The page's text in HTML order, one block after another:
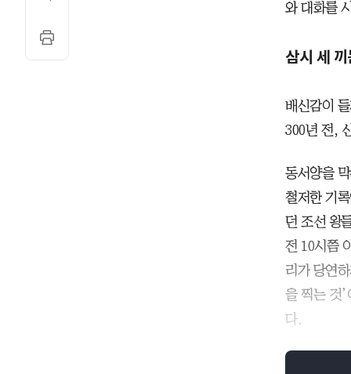
와 대화를
삼시 세
배신감이
300년 전,
동서양을
철저한 기
던 조선 왕
전 10시쯤
리가 당연
을 찍는 것
다.